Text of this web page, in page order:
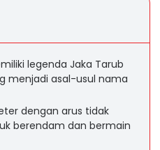
legenda Jaka Tarub
menjadi asal-usul nama
dengan arus tidak
berendam dan bermain